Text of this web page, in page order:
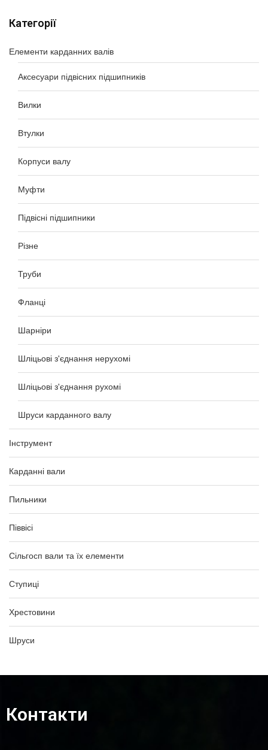
Категорії
Елементи карданних валів
Аксесуари підвісних підшипників
Вилки
Втулки
Корпуси валу
Муфти
Підвісні підшипники
Різне
Труби
Фланці
Шарніри
Шліцьові з'єднання нерухомі
Шліцьові з'єднання рухомі
Шруси карданного валу
Інструмент
Карданні вали
Пильники
Піввісі
Сільгосп вали та їх елементи
Ступиці
Хрестовини
Шруси
Контакти